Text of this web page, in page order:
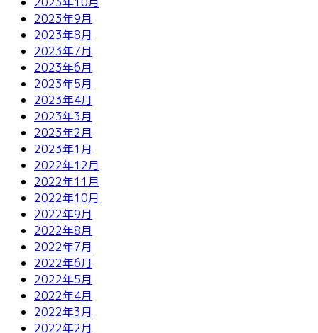
2023年9月
2023年8月
2023年7月
2023年6月
2023年5月
2023年4月
2023年3月
2023年2月
2023年1月
2022年12月
2022年11月
2022年10月
2022年9月
2022年8月
2022年7月
2022年6月
2022年5月
2022年4月
2022年3月
2022年2月